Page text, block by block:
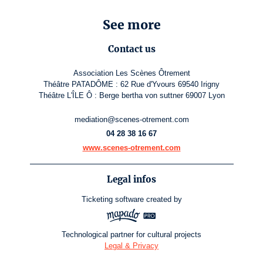
See more
Contact us
Association Les Scènes Ôtrement
Théâtre PATADÔME : 62 Rue d'Yvours 69540 Irigny
Théâtre L'ÎLE Ô : Berge bertha von suttner 69007 Lyon
mediation@scenes-otrement.com
04 28 38 16 67
www.scenes-otrement.com
Legal infos
Ticketing software created by
Technological partner for cultural projects
Legal & Privacy